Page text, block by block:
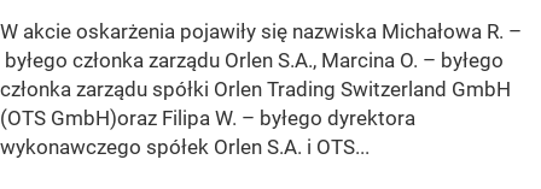
W akcie oskarżenia pojawiły się nazwiska Michałowa R. –
byłego członka zarządu Orlen S.A., Marcina O. – byłego
członka zarządu spółki Orlen Trading Switzerland GmbH
(OTS GmbH)oraz Filipa W. – byłego dyrektora
wykonawczego spółek Orlen S.A. i OTS...